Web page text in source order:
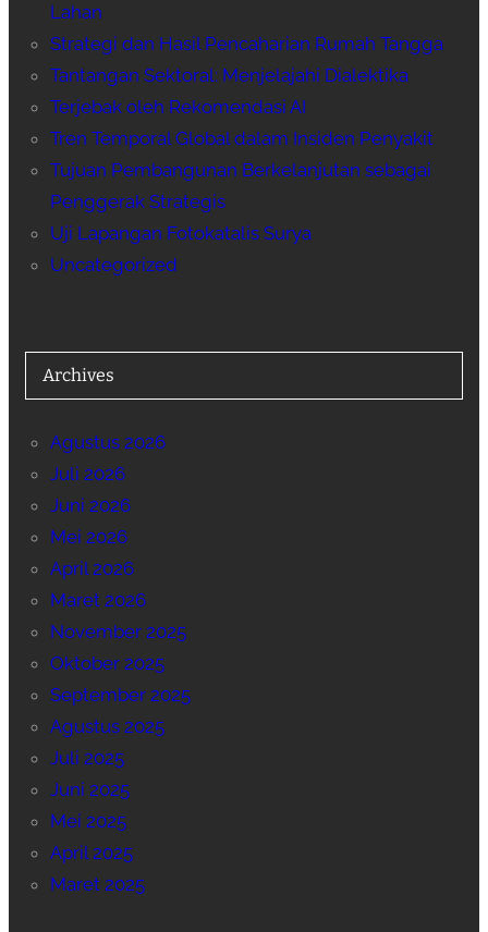
Lahan
Strategi dan Hasil Pencaharian Rumah Tangga
Tantangan Sektoral: Menjelajahi Dialektika
Terjebak oleh Rekomendasi AI
Tren Temporal Global dalam Insiden Penyakit
Tujuan Pembangunan Berkelanjutan sebagai
Penggerak Strategis
Uji Lapangan Fotokatalis Surya
Uncategorized
Archives
Agustus 2026
Juli 2026
Juni 2026
Mei 2026
April 2026
Maret 2026
November 2025
Oktober 2025
September 2025
Agustus 2025
Juli 2025
Juni 2025
Mei 2025
April 2025
Maret 2025